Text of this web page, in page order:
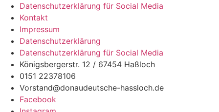
Datenschutzerklärung für Social Media
Kontakt
Impressum
Datenschutzerklärung
Datenschutzerklärung für Social Media
Königsbergerstr. 12 / 67454 Haßloch
0151 22378106
Vorstand@donaudeutsche-hassloch.de
Facebook